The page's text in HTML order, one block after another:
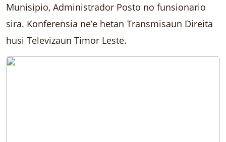
Munisipio, Administrador Posto no funsionario
sira. Konferensia ne’e hetan Transmisaun Direita
husi Televizaun Timor Leste.